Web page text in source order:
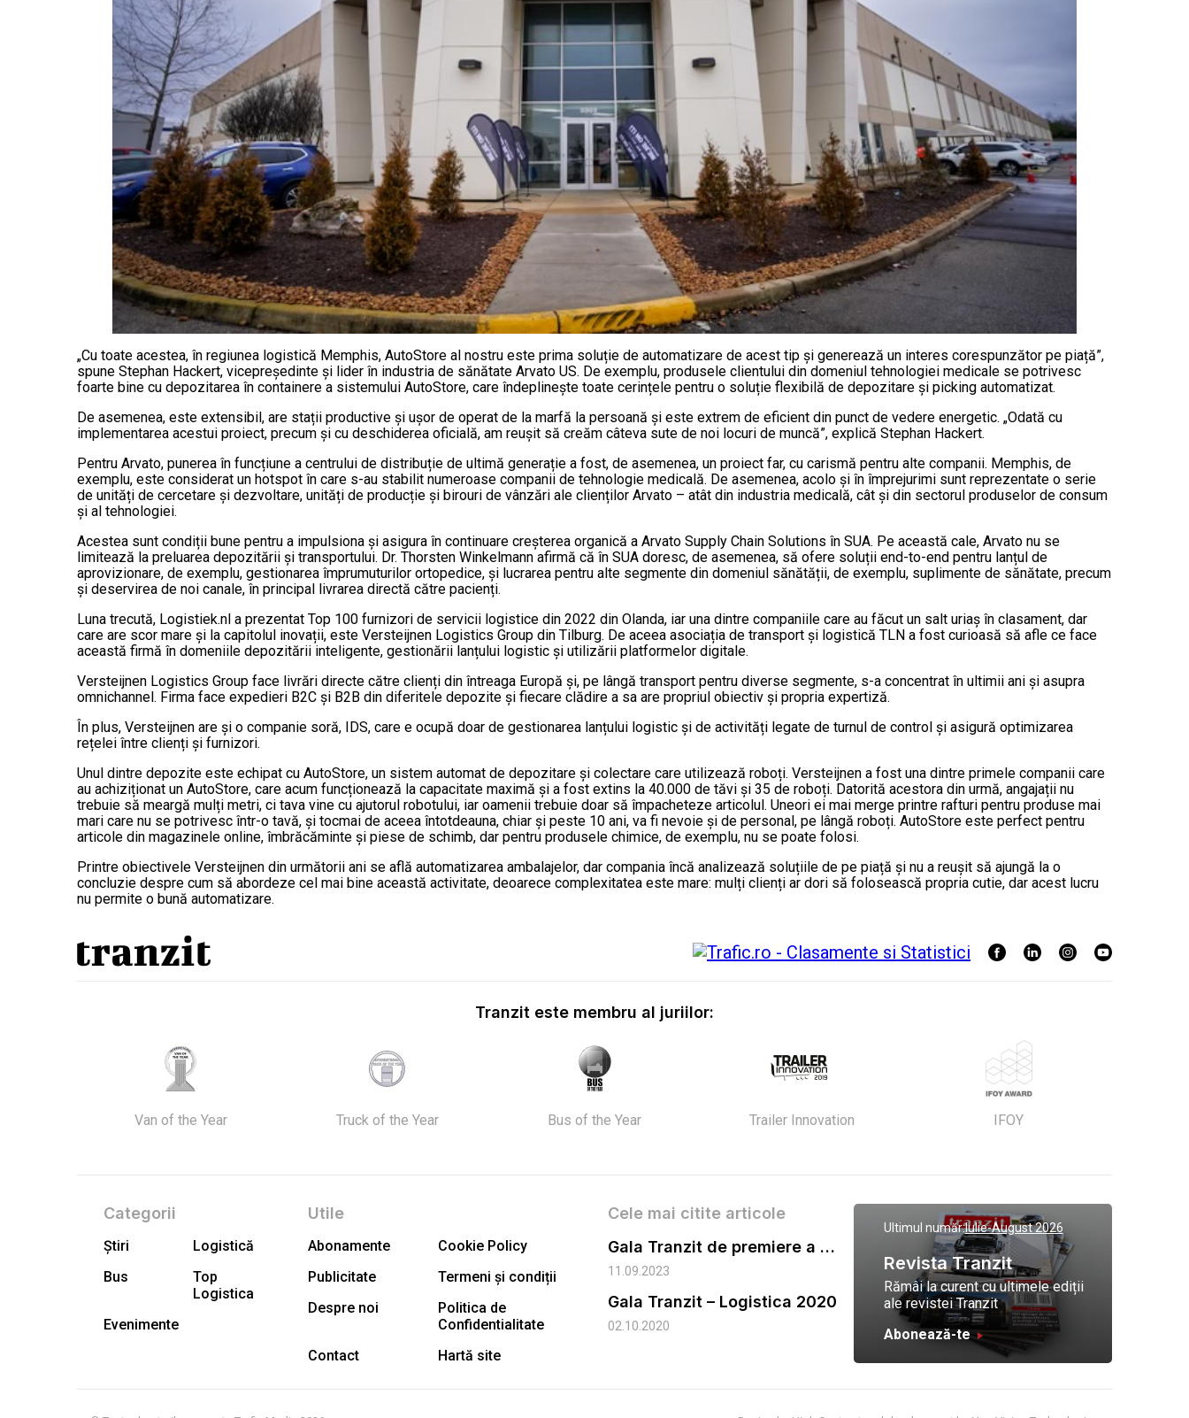
„Cu toate acestea, în regiunea logistică Memphis, AutoStore al nostru este prima soluție de automatizare de acest tip și generează un interes corespunzător pe piață”,
spune Stephan Hackert, vicepreședinte și lider în industria de sănătate Arvato US. De exemplu, produsele clientului din domeniul tehnologiei medicale se potrivesc
foarte bine cu depozitarea în containere a sistemului AutoStore, care îndeplinește toate cerințele pentru o soluție flexibilă de depozitare și picking automatizat.
De asemenea, este extensibil, are stații productive și ușor de operat de la marfă la persoană și este extrem de eficient din punct de vedere energetic. „Odată cu
implementarea acestui proiect, precum și cu deschiderea oficială, am reușit să creăm câteva sute de noi locuri de muncă”, explică Stephan Hackert.
Pentru Arvato, punerea în funcțiune a centrului de distribuție de ultimă generație a fost, de asemenea, un proiect far, cu carismă pentru alte companii. Memphis, de
exemplu, este considerat un hotspot în care s-au stabilit numeroase companii de tehnologie medicală. De asemenea, acolo și în împrejurimi sunt reprezentate o serie
de unități de cercetare și dezvoltare, unități de producție și birouri de vânzări ale clienților Arvato – atât din industria medicală, cât și din sectorul produselor de consum
și al tehnologiei.
Acestea sunt condiții bune pentru a impulsiona și asigura în continuare creșterea organică a Arvato Supply Chain Solutions în SUA. Pe această cale, Arvato nu se
limitează la preluarea depozitării și transportului. Dr. Thorsten Winkelmann afirmă că în SUA doresc, de asemenea, să ofere soluții end-to-end pentru lanțul de
aprovizionare, de exemplu, gestionarea împrumuturilor ortopedice, și lucrarea pentru alte segmente din domeniul sănătății, de exemplu, suplimente de sănătate, precum
și deservirea de noi canale, în principal livrarea directă către pacienți.
Luna trecută, Logistiek.nl a prezentat Top 100 furnizori de servicii logistice din 2022 din Olanda, iar una dintre companiile care au făcut un salt uriaș în clasament, dar
care are scor mare și la capitolul inovații, este Versteijnen Logistics Group din Tilburg. De aceea asociația de transport și logistică TLN a fost curioasă să afle ce face
această firmă în domeniile depozitării inteligente, gestionării lanțului logistic și utilizării platformelor digitale.
Versteijnen Logistics Group face livrări directe către clienți din întreaga Europă și, pe lângă transport pentru diverse segmente, s-a concentrat în ultimii ani și asupra
omnichannel. Firma face expedieri B2C și B2B din diferitele depozite și fiecare clădire a sa are propriul obiectiv și propria expertiză.
În plus, Versteijnen are și o companie soră, IDS, care e ocupă doar de gestionarea lanțului logistic și de activități legate de turnul de control și asigură optimizarea
rețelei între clienți și furnizori.
Unul dintre depozite este echipat cu AutoStore, un sistem automat de depozitare și colectare care utilizează roboți. Versteijnen a fost una dintre primele companii care
au achiziționat un AutoStore, care acum funcționează la capacitate maximă și a fost extins la 40.000 de tăvi și 35 de roboți. Datorită acestora din urmă, angajații nu
trebuie să meargă mulți metri, ci tava vine cu ajutorul robotului, iar oamenii trebuie doar să împacheteze articolul. Uneori ei mai merge printre rafturi pentru produse mai
mari care nu se potrivesc într-o tavă, și tocmai de aceea întotdeauna, chiar și peste 10 ani, va fi nevoie și de personal, pe lângă roboți. AutoStore este perfect pentru
articole din magazinele online, îmbrăcăminte și piese de schimb, dar pentru produsele chimice, de exemplu, nu se poate folosi.
Printre obiectivele Versteijnen din următorii ani se află automatizarea ambalajelor, dar compania încă analizează soluțiile de pe piață și nu a reușit să ajungă la o
concluzie despre cum să abordeze cel mai bine această activitate, deoarece complexitatea este mare: mulți clienți ar dori să folosească propria cutie, dar acest lucru
nu permite o bună automatizare.
Tranzit este membru al juriilor:
Van of the Year Truck of the Year Bus of the Year Trailer Innovation IFOY
Categorii
Știri
Logistică
Bus
Top
Logistica
Evenimente
Utile
Abonamente
Cookie Policy
Publicitate
Termeni și condiții
Despre noi
Politica de
Confidentialitate
Contact
Hartă site
Cele mai citite articole
Gala Tranzit de premiere a celor mai eficienti operatori de transport marfa 2023
11.09.2023
Gala Tranzit – Logistica 2020
02.10.2020
Ultimul număr:Iulie-August 2026
Revista Tranzit
Rămâi la curent cu ultimele ediții
ale revistei Tranzit
Abonează-te